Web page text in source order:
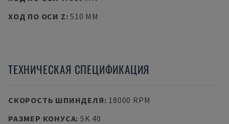
ХОД ПО ОСИ Z:510 MM
ТЕХНИЧЕСКАЯ СПЕЦИФИКАЦИЯ
СКОРОСТЬ ШПИНДЕЛЯ: 18000 RPM
РАЗМЕР КОНУСА: SK 40